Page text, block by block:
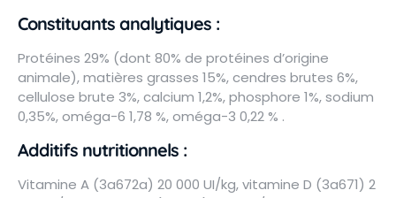
Constituants analytiques :
Protéines 29% (dont 80% de protéines d’origine
animale), matières grasses 15%, cendres brutes 6%,
cellulose brute 3%, calcium 1,2%, phosphore 1%, sodium
0,35%, oméga-6 1,78 %, oméga-3 0,22 % .
Additifs nutritionnels :
Vitamine A (3a672a) 20 000 UI/kg, vitamine D (3a671) 2